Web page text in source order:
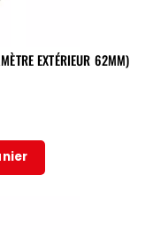
EXTÉRIEUR 62MM)